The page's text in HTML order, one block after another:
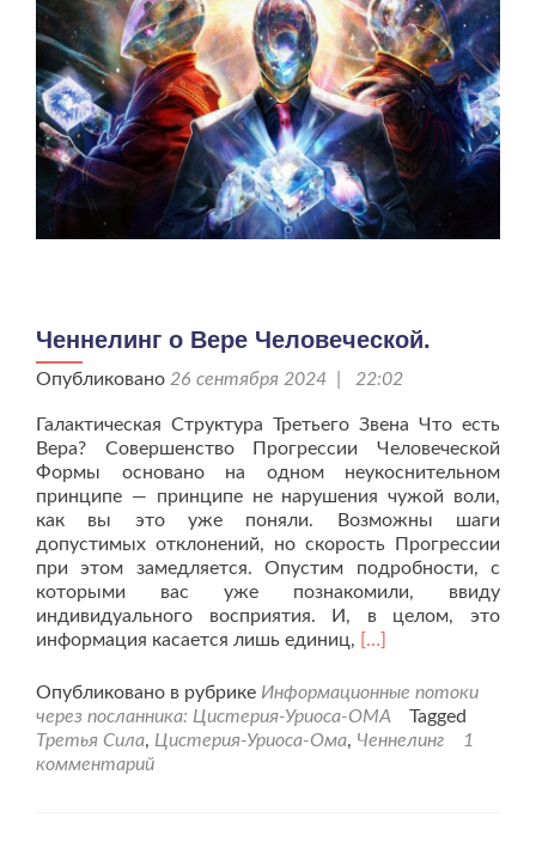
Ченнелинг о Вере Человеческой.
Опубликовано 26 сентября 2024 | 22:02
Галактическая Структура Третьего Звена Что есть
Вера? Совершенство Прогрессии Человеческой
Формы основано на одном неукоснительном
принципе — принципе не нарушения чужой воли,
как вы это уже поняли. Возможны шаги
допустимых отклонений, но скорость Прогрессии
при этом замедляется. Опустим подробности, с
которыми вас уже познакомили, ввиду
индивидуального восприятия. И, в целом, это
информация касается лишь единиц, Читать
проЧеннелинг
о
Вере
[…]
Опубликовано в рубрике Информационные потоки
через посланника: Цистерия-Уриоса-ОМА
Tagged
Третья Сила, Цистерия-Уриоса-Ома, Ченнелинг
1
комментарий